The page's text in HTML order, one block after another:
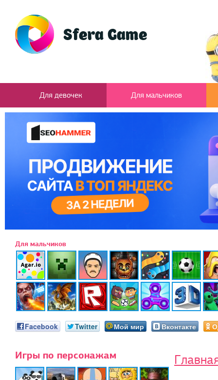
Для девочек Для мальчиков
Для мальчиков
Facebook Twitter Мой мир Вконтакте
Игры по персонажам